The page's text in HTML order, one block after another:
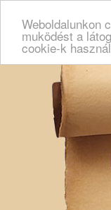
Weboldalunkon
muködést a
cookie-k